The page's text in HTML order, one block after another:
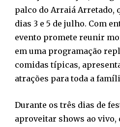
palco do Arraiá Arretado,
dias 3 e 5 de julho. Com
evento promete reunir
em uma programação
comidas típicas,
atrações para toda a
Durante os três dias de
aproveitar shows ao vivo,